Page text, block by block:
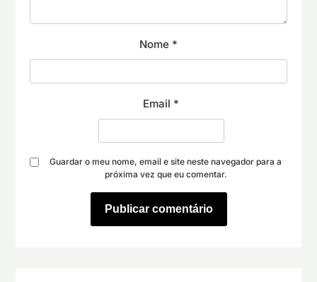
Nome *
Email *
Guardar o meu nome, email e site neste navegador para a
próxima vez que eu comentar.